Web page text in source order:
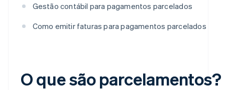
Gestão contábil para pagamentos parcelados
Como emitir faturas para pagamentos parcelados
O que são parcelamentos?